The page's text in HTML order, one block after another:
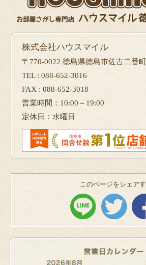
株式会社ハウスマイル
〒770-0022 徳島県徳島市佐古二番
TEL : 088-652-3016
FAX : 088-652-3018
営業時間：10:00～19:00
定休日：水曜日
このページをシェア